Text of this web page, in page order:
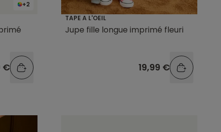
+2
€
TAPE A L'OEIL
Jupe fille longue imprimé fleuri
19,99 €